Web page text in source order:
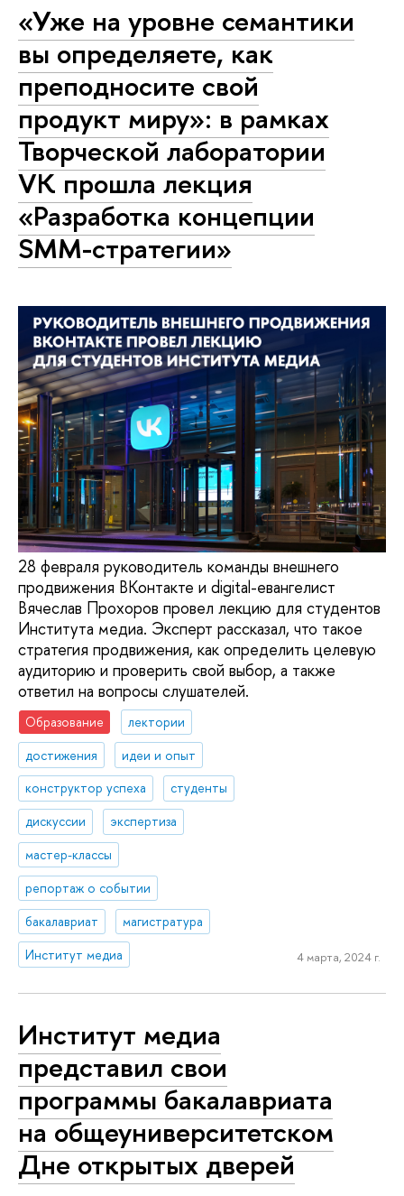
«Уже на уровне семантики
вы определяете, как
преподносите свой
продукт миру»: в рамках
Творческой лаборатории
VK прошла лекция
«Разработка концепции
SMM-стратегии»
28 февраля руководитель команды внешнего
продвижения ВКонтакте и digital-евангелист
Вячеслав Прохоров провел лекцию для студентов
Института медиа. Эксперт рассказал, что такое
стратегия продвижения, как определить целевую
аудиторию и проверить свой выбор, а также
ответил на вопросы слушателей.
Образование
лектории
достижения
идеи и опыт
конструктор успеха
студенты
дискуссии
экспертиза
мастер-классы
репортаж о событии
бакалавриат
магистратура
Институт медиа
4 марта, 2024 г.
Институт медиа
представил свои
программы бакалавриата
на общеуниверситетском
Дне открытых дверей